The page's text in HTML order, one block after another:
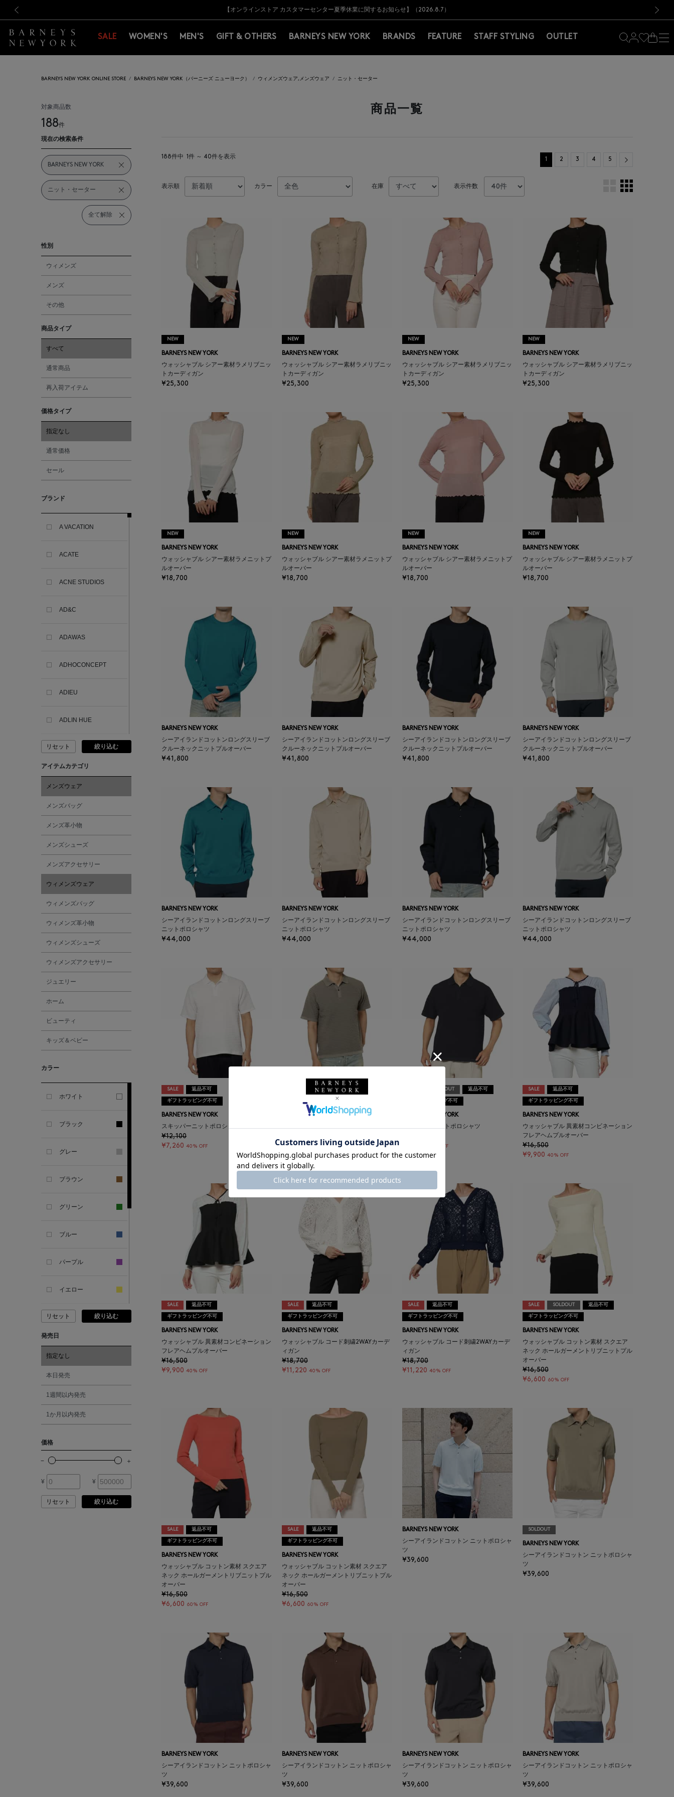
新規登録のお客様も対象！＜MY BARNEYS＞会員のお客様は11,000円（税込）以上のお買上げで常時送料無料！お買い物の際は会員登録を！
【夏季休業に伴う出荷一時停止のお知らせ】(2026.8.7)
【オンラインストア カスタマーセンター夏季休業に関するお知らせ】（2026.8.7）
【夏季休業に伴う返品・交換承り一時停止のお知らせ】（2026.8.5）
熊本県を中心とした地震の影響によるお荷物のお届けについて
【開催中】SUMMER SALEのご案内・ご注意事項
新規登録のお客様も対象！＜MY BARNEYS＞会員のお客様は11,000円（税込）以上のお買上げで常時送料無料！お買い物の際は会員登録を！
【夏季休業に伴う出荷一時停止のお知らせ】(2026.8.7)
SALE WOMEN'S MEN'S GIFT & OTHERS BARNEYS NEW YORK BRANDS FEATURE STAFF STYLING OUTLET
BARNEYS NEW YORK ONLINE STORE BARNEYS NEW YORK（バーニーズ ニューヨーク） ウィメンズウェア,メンズウェア ニット・セーター
対象商品数
188件
現在の検索条件
BARNEYS NEW YORK
ニット・セーター
全て解除
性別
ウィメンズ
メンズ
その他
商品タイプ
すべて
通常商品
再入荷アイテム
価格タイプ
指定なし
通常価格
セール
ブランド
A VACATION
ACATE
ACNE STUDIOS
AD&C
ADAWAS
ADHOCONCEPT
ADIEU
ADLIN HUE
ADVISORY BOARD
AESOP
ALBERT THURSTON
ALESSANDRO
GHERARDI
ALL THE WAYS TO SAY
ALPO
ALTEA
AMOMENTO
ANCIENT GREEK
ATELIER AMBOISE
FIRENZE
AURALEE
リセット 絞り込む
アイテムカテゴリ
メンズウェア
メンズバッグ
メンズ革小物
メンズシューズ
メンズアクセサリー
ウィメンズウェア
ウィメンズバッグ
ウィメンズ革小物
ウィメンズシューズ
ウィメンズアクセサリー
ジュエリー
ホーム
ビューティ
キッズ＆ベビー
カラー
ホワイト
ブラック
グレー
ブラウン
グリーン
ブルー
パープル
イエロー
ピンク
レッド
オレンジ
シルバー
リセット 絞り込む
発売日
指定なし
本日発売
1週間以内発売
1か月以内発売
価格
¥ ¥
リセット 絞り込む
商品一覧
188件中 1件 ～ 40件を表示 1 2 3 4 5 Next
表示順 カラー 在庫 表示件数
NEW
BARNEYS NEW YORK
ウォッシャブル シアー素材ラメリブニッ
トカーディガン
¥25,300
NEW
BARNEYS NEW YORK
ウォッシャブル シアー素材ラメリブニッ
トカーディガン
¥25,300
NEW
BARNEYS NEW YORK
ウォッシャブル シアー素材ラメリブニッ
トカーディガン
¥25,300
NEW
BARNEYS NEW YORK
ウォッシャブル シアー素材ラメリブニッ
トカーディガン
¥25,300
NEW
BARNEYS NEW YORK
ウォッシャブル シアー素材ラメニットプ
ルオーバー
¥18,700
NEW
BARNEYS NEW YORK
ウォッシャブル シアー素材ラメニットプ
ルオーバー
¥18,700
NEW
BARNEYS NEW YORK
ウォッシャブル シアー素材ラメニットプ
ルオーバー
¥18,700
NEW
BARNEYS NEW YORK
ウォッシャブル シアー素材ラメニットプ
ルオーバー
¥18,700
BARNEYS NEW YORK
シーアイランドコットンロングスリーブ
クルーネックニットプルオーバー
¥41,800
BARNEYS NEW YORK
シーアイランドコットンロングスリーブ
クルーネックニットプルオーバー
¥41,800
BARNEYS NEW YORK
シーアイランドコットンロングスリーブ
クルーネックニットプルオーバー
¥41,800
BARNEYS NEW YORK
シーアイランドコットンロングスリーブ
クルーネックニットプルオーバー
¥41,800
BARNEYS NEW YORK
シーアイランドコットンロングスリーブ
ニットポロシャツ
¥44,000
BARNEYS NEW YORK
シーアイランドコットンロングスリーブ
ニットポロシャツ
¥44,000
BARNEYS NEW YORK
シーアイランドコットンロングスリーブ
ニットポロシャツ
¥44,000
BARNEYS NEW YORK
シーアイランドコットンロングスリーブ
ニットポロシャツ
¥44,000
SALE 返品不可
ギフトラッピング不可
BARNEYS NEW YORK
スキッパーニットポロシャツ
¥12,100
¥7,260 40% OFF
返品不可
ギフトラッピング不可
BARNEYS NEW YORK
¥7,260 40% OFF
SOLDOUT 返品不可
ギフトラッピング不可
BARNEYS NEW YORK
スキッパーニットポロシャツ
40% OFF
SALE 返品不可
ギフトラッピング不可
BARNEYS NEW YORK
ウォッシャブル 異素材コンビネーション
フレアヘムプルオーバー
¥16,500
¥9,900 40% OFF
SALE 返品不可
ギフトラッピング不可
BARNEYS NEW YORK
ウォッシャブル 異素材コンビネーション
フレアヘムプルオーバー
¥16,500
¥9,900 40% OFF
SALE 返品不可
ギフトラッピング不可
BARNEYS NEW YORK
ウォッシャブル コード刺繍2WAYカーデ
ィガン
¥18,700
¥11,220 40% OFF
SALE 返品不可
ギフトラッピング不可
BARNEYS NEW YORK
ウォッシャブル コード刺繍2WAYカーデ
ィガン
¥18,700
¥11,220 40% OFF
SALE SOLDOUT 返品不可
ギフトラッピング不可
BARNEYS NEW YORK
ウォッシャブル コットン素材 スクエア
ネック ホールガーメントリブニットプル
オーバー
¥16,500
¥6,600 60% OFF
SALE 返品不可
ギフトラッピング不可
BARNEYS NEW YORK
ウォッシャブル コットン素材 スクエア
ネック ホールガーメントリブニットプル
オーバー
¥16,500
¥6,600 60% OFF
SALE 返品不可
ギフトラッピング不可
BARNEYS NEW YORK
ウォッシャブル コットン素材 スクエア
ネック ホールガーメントリブニットプル
オーバー
¥16,500
¥6,600 60% OFF
BARNEYS NEW YORK
シーアイランドコットン ニットポロシャ
ツ
¥39,600
SOLDOUT
BARNEYS NEW YORK
シーアイランドコットン ニットポロシャ
ツ
¥39,600
BARNEYS NEW YORK
シーアイランドコットン ニットポロシャ
ツ
¥39,600
BARNEYS NEW YORK
シーアイランドコットン ニットポロシャ
ツ
¥39,600
BARNEYS NEW YORK
シーアイランドコットン ニットポロシャ
ツ
¥39,600
BARNEYS NEW YORK
シーアイランドコットン ニットポロシャ
ツ
¥39,600